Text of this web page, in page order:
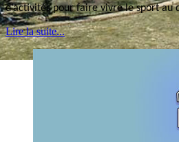
d’activités pour faire vivre le sport au
Lire la suite...